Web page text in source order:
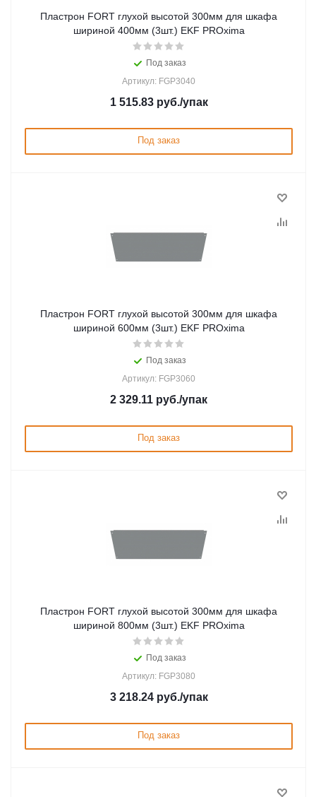
Пластрон FORT глухой высотой 300мм для шкафа
шириной 400мм (3шт.) EKF PROxima
Под заказ
Артикул: FGP3040
1 515.83руб./упак
Под заказ
Пластрон FORT глухой высотой 300мм для шкафа
шириной 600мм (3шт.) EKF PROxima
Под заказ
Артикул: FGP3060
2 329.11 руб./упак
Под заказ
Пластрон FORT глухой высотой 300мм для шкафа
шириной 800мм (3шт.) EKF PROxima
Под заказ
Артикул: FGP3080
3 218.24руб./упак
Под заказ